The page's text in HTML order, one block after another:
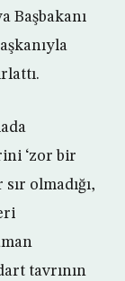
Başbakanı
‘zor bir
olmadığı,
tavrının